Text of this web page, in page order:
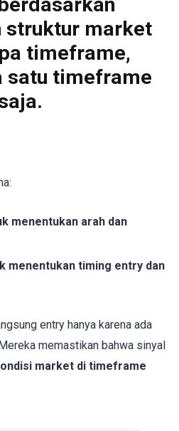
struktur market
timeframe,
satu timeframe
menentukan arah dan
menentukan timing entry dan
entry hanya karena ada
memastikan bahwa sinyal
market di timeframe